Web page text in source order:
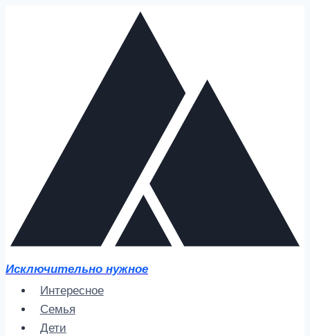
Исключительно нужное
Интересное
Семья
Дети